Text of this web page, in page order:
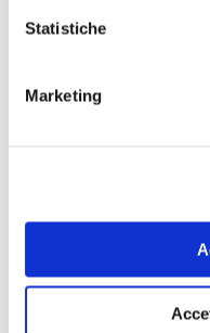
Statistiche
Marketing
GLI